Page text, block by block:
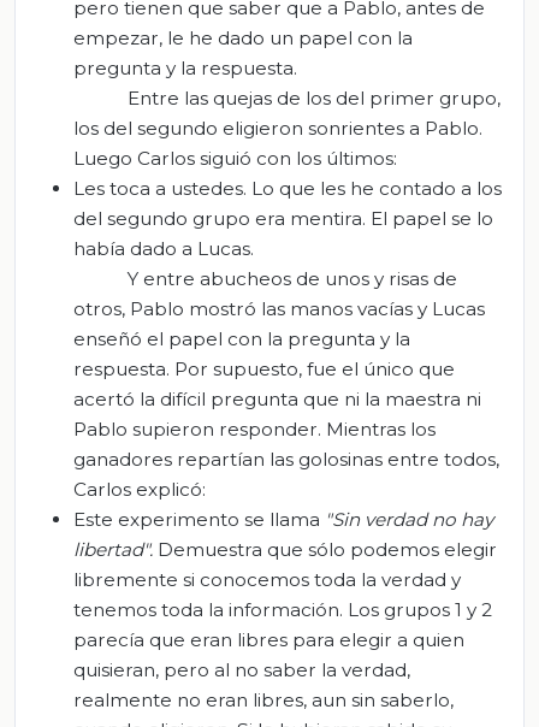
pero tienen que saber que a Pablo, antes de
empezar, le he dado un papel con la
pregunta y la respuesta.
Entre las quejas de los del primer grupo,
los del segundo eligieron sonrientes a Pablo.
Luego Carlos siguió con los últimos:
Les toca a ustedes. Lo que les he contado a los
del segundo grupo era mentira. El papel se lo
había dado a Lucas.
Y entre abucheos de unos y risas de
otros, Pablo mostró las manos vacías y Lucas
enseñó el papel con la pregunta y la
respuesta. Por supuesto, fue el único que
acertó la difícil pregunta que ni la maestra ni
Pablo supieron responder. Mientras los
ganadores repartían las golosinas entre todos,
Carlos explicó:
Este experimento se llama "Sin verdad no hay
libertad". Demuestra que sólo podemos elegir
libremente si conocemos toda la verdad y
tenemos toda la información. Los grupos 1 y 2
parecía que eran libres para elegir a quien
quisieran, pero al no saber la verdad,
realmente no eran libres, aun sin saberlo,